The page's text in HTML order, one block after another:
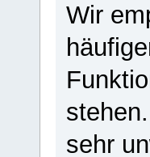
Wir
sehr